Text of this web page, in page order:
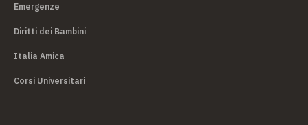
Emergenze
Diritti dei Bambini
Italia Amica
Corsi Universitari